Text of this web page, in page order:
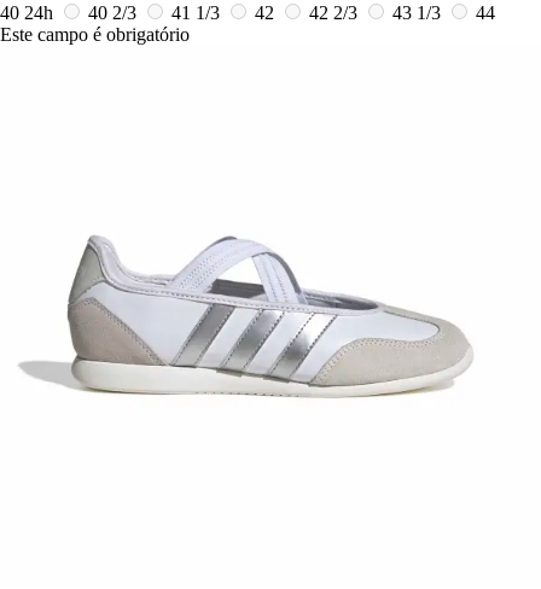
40 24h 40 2/3 41 1/3 42 42 2/3 43 1/3
44
Este campo é obrigatório